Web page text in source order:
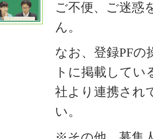
ご不便、ご迷惑
ん。
なお、登録PF
トに掲載してい
社より連携され
い。